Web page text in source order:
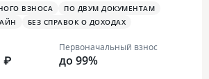
ВЗНОСА
ПО ДВУМ ДОКУМЕНТАМ
БЕЗ СПРАВОК О ДОХОДАХ
₽
Первоначальный взнос
до 99%